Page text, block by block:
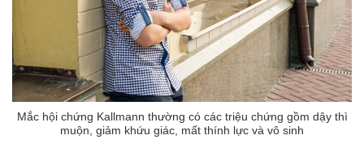
Mắc hội chứng Kallmann thường có các triệu chứng gồm dậy thì
muộn, giảm khứu giác, mất thính lực và vô sinh